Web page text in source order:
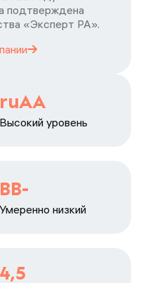
подтверждена
«Эксперт РА».
ruAA
Высокий уровень
BB-
Умеренно низкий
4,5